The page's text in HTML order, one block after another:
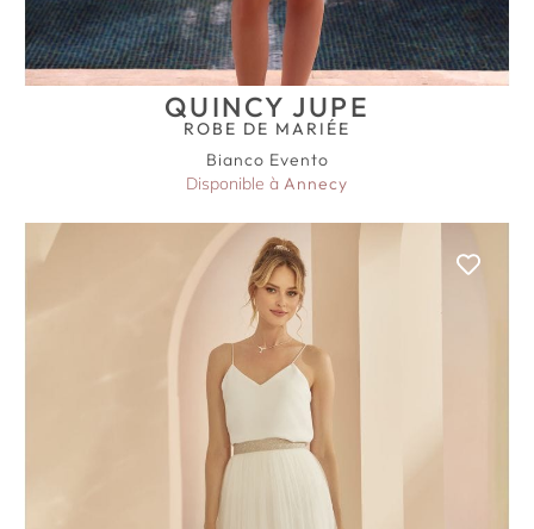
QUINCY JUPE
ROBE DE MARIÉE
Bianco Evento
Disponible à Annecy